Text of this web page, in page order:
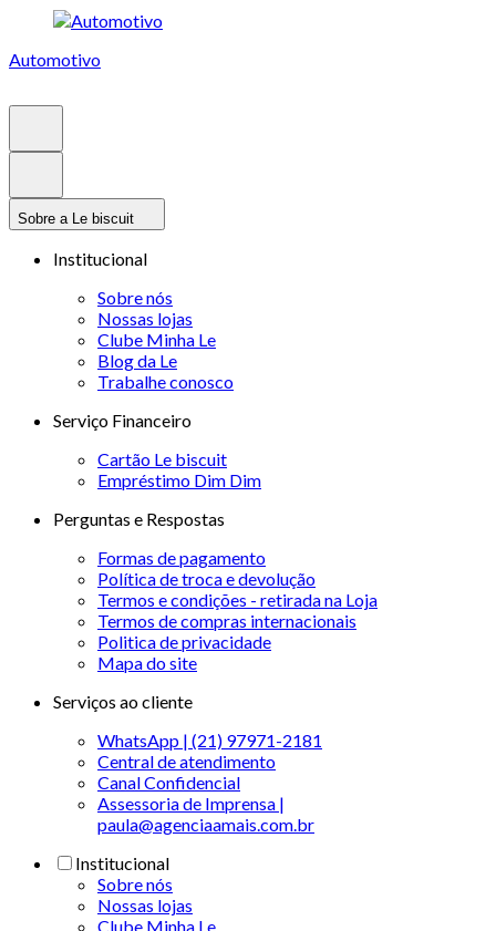
Automotivo
Sobre a Le biscuit
Institucional
Sobre nós
Nossas lojas
Clube Minha Le
Blog da Le
Trabalhe conosco
Serviço Financeiro
Cartão Le biscuit
Empréstimo Dim Dim
Perguntas e Respostas
Formas de pagamento
Política de troca e devolução
Termos e condições - retirada na Loja
Termos de compras internacionais
Politica de privacidade
Mapa do site
Serviços ao cliente
WhatsApp | (21) 97971-2181
Central de atendimento
Canal Confidencial
Assessoria de Imprensa |
paula@agenciaamais.com.br
Institucional
Sobre nós
Nossas lojas
Clube Minha Le